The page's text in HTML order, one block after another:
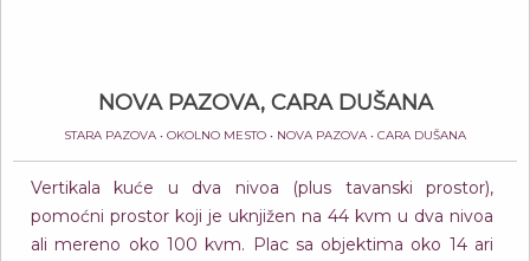
NOVA PAZOVA, CARA DUŠANA
STARA PAZOVA • OKOLNO MESTO • NOVA PAZOVA • CARA DUŠANA
Vertikala kuće u dva nivoa (plus tavanski prostor),
pomoćni prostor koji je uknjižen na 44 kvm u dva nivoa
ali mereno oko 100 kvm. Plac sa objektima oko 14 ari